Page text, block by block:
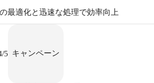
最適化と迅速な処理で効率向上
/5 キャンペーン